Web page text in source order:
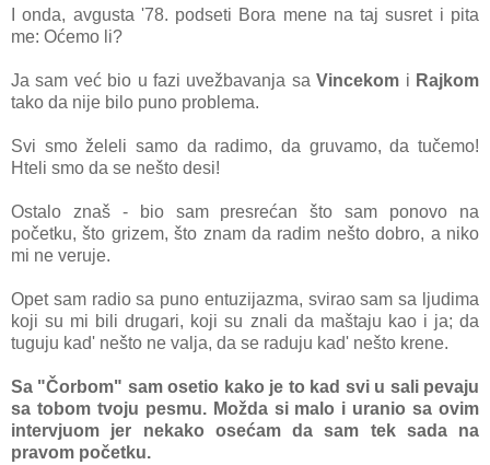
I onda, avgusta '78. podseti Bora mene na taj susret i pita
me: Oćemo li?
Ja sam već bio u fazi uvežbavanja saVincekom i Rajkom
tako da nije bilo puno problema.
Svi smo želeli samo da radimo, da gruvamo, da tučemo!
Hteli smo da se nešto desi!
Ostalo znaš - bio sam presrećan što sam ponovo na
početku, što grizem, što znam da radim nešto dobro, a niko
mi ne veruje.
Opet sam radio sa puno entuzijazma, svirao sam sa ljudima
koji su mi bili drugari, koji su znali da maštaju kao i ja; da
tuguju kad' nešto ne valja, da se raduju kad' nešto krene.
Sa "Čorbom" sam osetio kako je to kad svi u sali pevaju
sa tobom tvoju pesmu. Možda si malo i uranio sa ovim
intervjuom jer nekako osećam da sam tek sada na
pravom početku.